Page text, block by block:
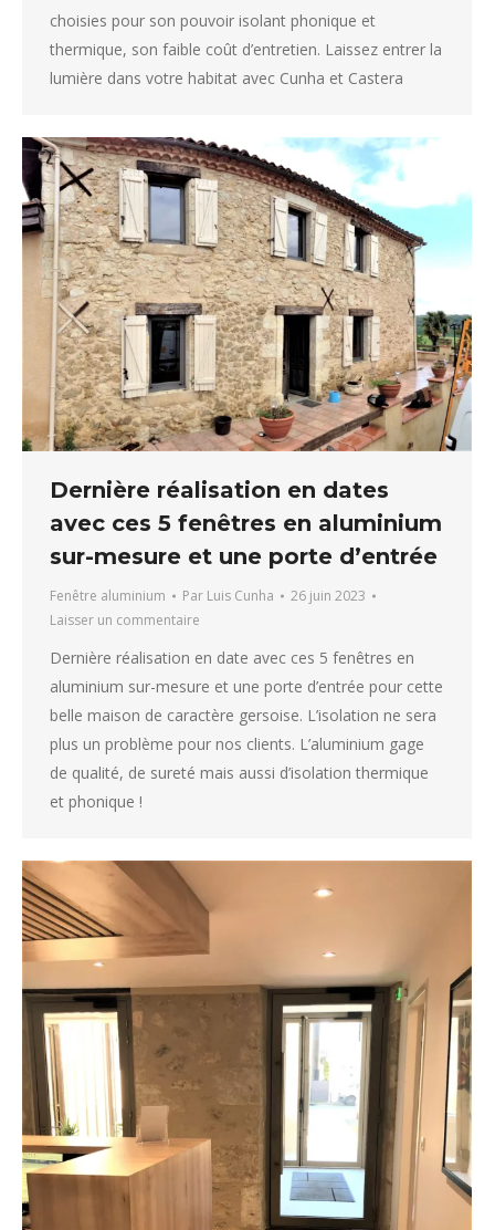
choisies pour son pouvoir isolant phonique et
thermique, son faible coût d’entretien. Laissez entrer la
lumière dans votre habitat avec Cunha et Castera
Dernière réalisation en dates
avec ces 5 fenêtres en aluminium
sur-mesure et une porte d’entrée
Fenêtre aluminium Par Luis Cunha
26 juin 2023
Laisser un commentaire
Dernière réalisation en date avec ces 5 fenêtres en
aluminium sur-mesure et une porte d’entrée pour cette
belle maison de caractère gersoise. L’isolation ne sera
plus un problème pour nos clients. L’aluminium gage
de qualité, de sureté mais aussi d’isolation thermique
et phonique !